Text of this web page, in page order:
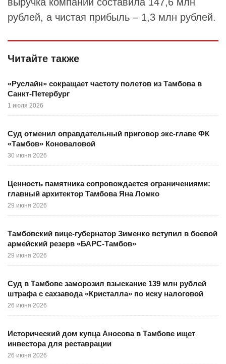
рублей, а чистая прибыль – 1,3 млн рублей.
Читайте также
«Руслайн» сокращает частоту полетов из Тамбова в
Санкт-Петербург
1 июля 2026
Суд отменил оправдательный приговор экс-главе ФК
«Тамбов» Коноваловой
30 июня 2026
Ценность памятника сопровождается ограничениями:
главный архитектор Тамбова Яна Ломко
29 июня 2026
Тамбовский вице-губернатор Зименко вступил в боевой
армейский резерв «БАРС-Тамбов»
29 июня 2026
Суд в Тамбове заморозил взыскание 139 млн рублей
штрафа с сахзавода «Кристалла» по иску налоговой
26 июня 2026
Исторический дом купца Аносова в Тамбове ищет
инвестора для реставрации
26 июня 2026